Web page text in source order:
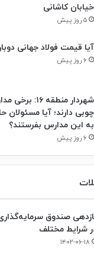
خیابان کاشانی
۵ روز پیش
آیا قیمت فولاد جهانی
۶ روز پیش
شهردار منطقه
چوبی دارند؛ آیا مسئولان
به این مدارس بفرستند؟
۶ روز پیش
صندوق
شرایط مختلف
۱۴۰۲-۰۶-۱۸